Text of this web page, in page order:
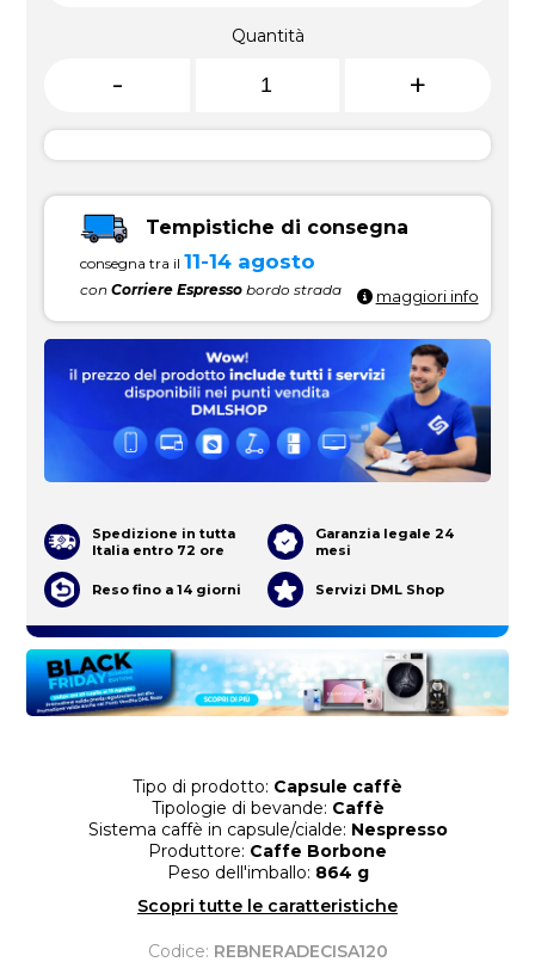
Tipo di prodotto: Capsule caffè
Tipologie di bevande: Caffè
Sistema caffè in capsule/cialde: Nespresso
Produttore: Caffe Borbone
Peso dell'imballo: 864 g
Scopri tutte le caratteristiche
Codice: REBNERADECISA120
Quantità
- +
Tempistiche di consegna
consegna tra il 11-14 agosto
conCorriere Espresso bordo strada maggiori info
Spedizione in tutta
Italia entro 72 ore
Garanzia legale 24
mesi
Reso fino a 14 giorni Servizi DML Shop